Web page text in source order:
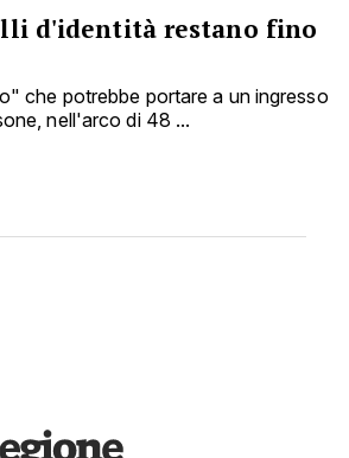
d'identità restano fino
che potrebbe portare a un ingresso
nell'arco di 48 ...